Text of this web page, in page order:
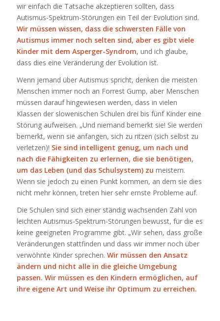
wir einfach die Tatsache akzeptieren sollten, dass
Autismus-Spektrum-Störungen ein Teil der Evolution sind.
Wir müssen wissen, dass die schwersten Fälle von
Autismus immer noch selten sind, aber es gibt viele
Kinder mit dem Asperger-Syndrom, und ich glaube,
dass dies eine Veränderung der Evolution ist.
Wenn jemand über Autismus spricht, denken die meisten
Menschen immer noch an Forrest Gump, aber Menschen
müssen darauf hingewiesen werden, dass in vielen
Klassen der slowenischen Schulen drei bis fünf Kinder eine
Störung aufweisen. „Und niemand bemerkt sie! Sie werden
bemerkt, wenn sie anfangen, sich zu ritzen (sich selbst zu
verletzen)! Sie sind intelligent genug, um nach und
nach die Fähigkeiten zu erlernen, die sie benötigen,
um das Leben (und das Schulsystem) zu meistern.
Wenn sie jedoch zu einen Punkt kommen, an dem sie dies
nicht mehr können, treten hier sehr ernste Probleme auf.
Die Schulen sind sich einer ständig wachsenden Zahl von
leichten Autismus-Spektrum-Störungen bewusst, für die es
keine geeigneten Programme gibt. „Wir sehen, dass große
Veränderungen stattfinden und dass wir immer noch über
verwöhnte Kinder sprechen. Wir müssen den Ansatz
ändern und nicht alle in die gleiche Umgebung
passen. Wir müssen es den Kindern ermöglichen, auf
ihre eigene Art und Weise ihr Optimum zu erreichen.